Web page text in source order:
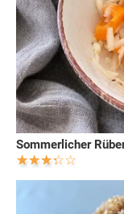
Sommerlicher